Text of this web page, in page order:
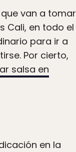
van a tomar
Cali, en todo el
para ir a
Por cierto,
salsa en
en la